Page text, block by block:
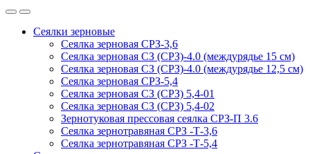
Сеялки зерновые
Сеялка зерновая СРЗ-3,6
Сеялка зерновая СЗ (СРЗ)-4.0 (междурядье 15 см)
Сеялка зерновая СЗ (СРЗ)-4.0 (междурядье 12,5 см)
Сеялка зерновая СРЗ-5,4
Сеялка зерновая СЗ (СРЗ) 5,4-01
Сеялка зерновая СЗ (СРЗ) 5,4-02
Зернотуковая прессовая сеялка СРЗ-П 3.6
Сеялка зернотравяная СРЗ -Т-3,6
Сеялка зернотравяная СРЗ -Т-5,4